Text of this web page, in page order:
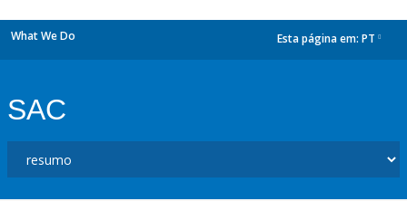
What We Do Esta página em: PT
SAC